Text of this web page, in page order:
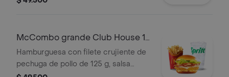
Acompañada de papas fritas grandes
y bebida grande a elección.
McCombo grande Club House 1
Pechuga
Hamburguesa con filete crujiente de
pechuga de pollo de 125 g, salsa